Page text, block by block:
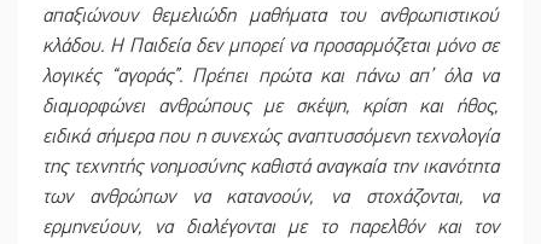
απαξιώνουν θεμελιώδη μαθήματα του ανθρωπιστικού
κλάδου. Η Παιδεία δεν μπορεί να προσαρμόζεται μόνο σε
λογικές “αγοράς”. Πρέπει πρώτα και πάνω απ’ όλα να
διαμορφώνει ανθρώπους με σκέψη, κρίση και ήθος,
ειδικά σήμερα που η συνεχώς αναπτυσσόμενη τεχνολογία
της τεχνητής νοημοσύνης καθιστά αναγκαία την ικανότητα
των ανθρώπων να κατανοούν, να στοχάζονται, να
ερμηνεύουν, να διαλέγονται με το παρελθόν και τον